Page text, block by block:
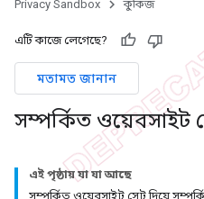
Privacy Sandbox কুকিজ
এটি কাজে লেগেছে?
মতামত জানান
সম্পর্কিত ওয়েবসাইট
এই পৃষ্ঠায় যা যা আছে
সম্পর্কিত ওয়েবসাইট সেট দিয়ে